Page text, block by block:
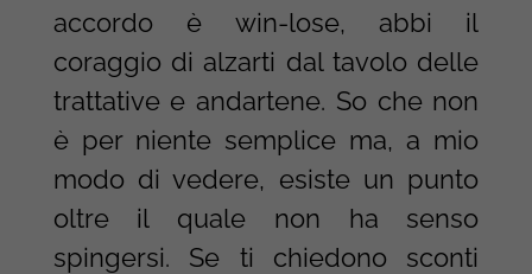
accordo è win-lose, abbi il
coraggio di alzarti dal tavolo delle
trattative e andartene. So che non
è per niente semplice ma, a mio
modo di vedere, esiste un punto
oltre il quale non ha senso
spingersi. Se ti chiedono sconti